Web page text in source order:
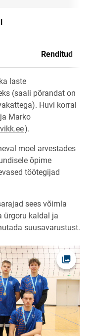
Renditud
laste
(saali põrandat on
Huvi korral
Marko
).
moel arvestades
õpime
töötegijad
sees võimla
ürgoru kaldal ja
suusavarustust.
Ava